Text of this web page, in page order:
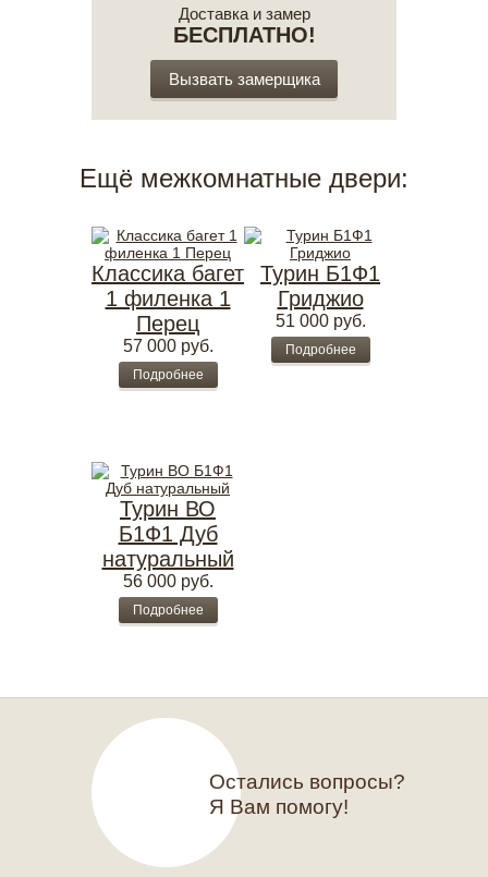
Доставка и замер
БЕСПЛАТНО!
Вызвать замерщика
Ещё межкомнатные двери:
Классика багет
1 филенка 1
Перец
57 000 руб.
Подробнее
Турин Б1Ф1
Гриджио
51 000 руб.
Подробнее
Турин ВО
Б1Ф1 Дуб
натуральный
56 000 руб.
Подробнее
Остались вопросы?
Я Вам помогу!